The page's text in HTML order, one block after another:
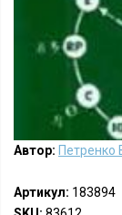
Автор: Петренко
Артикул: 183894